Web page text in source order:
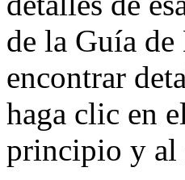
de la Guía
encontrar
haga clic en
principio y al